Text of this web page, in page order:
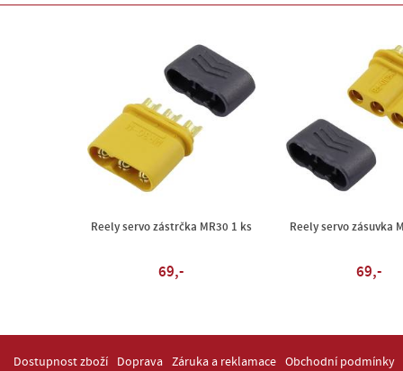
Reely servo zástrčka MR30 1 ks
69,-
Reely servo zásuvka
69,-
Dostupnost zboží Doprava Záruka a reklamace Obchodní podmínky